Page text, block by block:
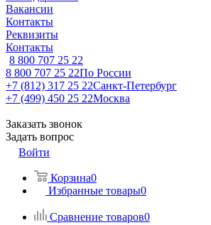
Вакансии
Контакты
Реквизиты
Контакты
8 800 707 25 22
8 800 707 25 22По России
+7 (812) 317 25 22Санкт-Петербург
+7 (499) 450 25 22Москва
Заказать звонок
Задать вопрос
Войти
Корзина0
Избранные товары0
Сравнение товаров0